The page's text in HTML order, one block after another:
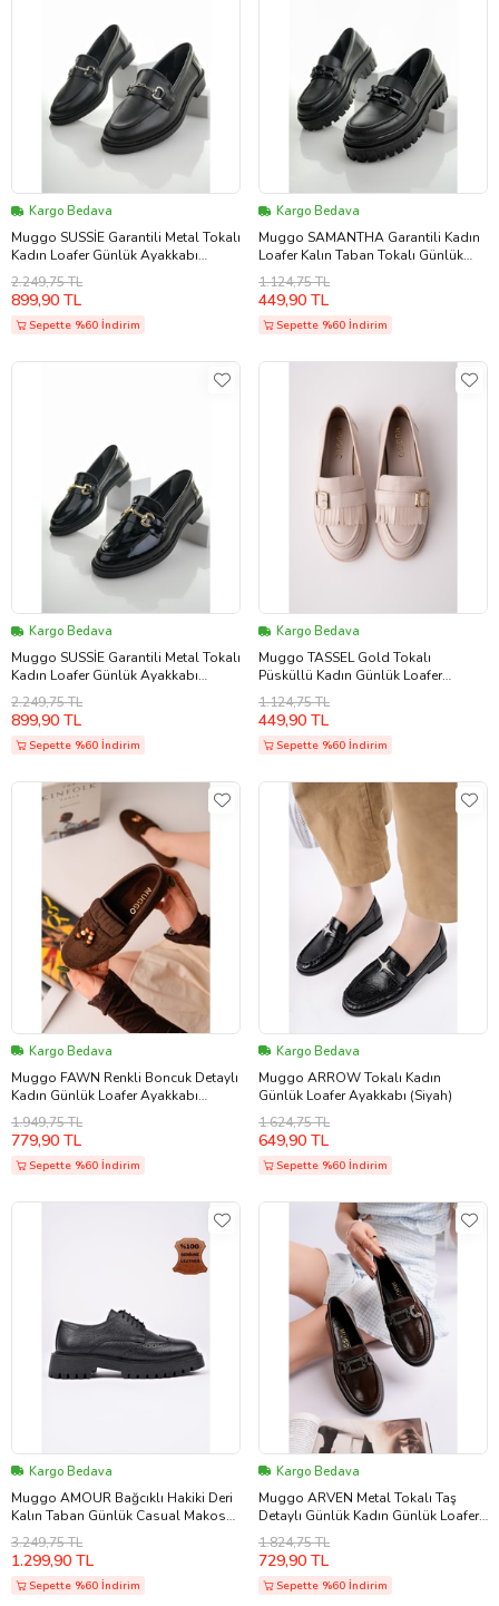
Kargo Bedava
Muggo SUSSİE Garantili Metal Tokalı
Kadın Loafer Günlük Ayakkabı
(Siyah)
2.249,75 TL
899,90 TL
Sepette %60 İndirim
Kargo Bedava
Muggo SAMANTHA Garantili Kadın
Loafer Kalın Taban Tokalı Günlük
Casual Makosen Ayakkabı (Siyah)
1.124,75 TL
449,90 TL
Sepette %60 İndirim
Kargo Bedava
Muggo SUSSİE Garantili Metal Tokalı
Kadın Loafer Günlük Ayakkabı
(Siyah-Gri)
2.249,75 TL
899,90 TL
Sepette %60 İndirim
Kargo Bedava
Muggo TASSEL Gold Tokalı
Püsküllü Kadın Günlük Loafer
Ayakkabı
1.124,75 TL
449,90 TL
Sepette %60 İndirim
Kargo Bedava
Muggo FAWN Renkli Boncuk Detaylı
Kadın Günlük Loafer Ayakkabı
(Kahverengi)
1.949,75 TL
779,90 TL
Sepette %60 İndirim
Kargo Bedava
Muggo ARROW Tokalı Kadın
Günlük Loafer Ayakkabı (Siyah)
1.624,75 TL
649,90 TL
Sepette %60 İndirim
Kargo Bedava
Muggo AMOUR Bağcıklı Hakiki Deri
Kalın Taban Günlük Casual Makosen
Kadın Loafer Ayakkabı (Siyah)
3.249,75 TL
1.299,90 TL
Sepette %60 İndirim
Kargo Bedava
Muggo ARVEN Metal Tokalı Taş
Detaylı Günlük Kadın Günlük Loafer
Ayakkabı (Kahverengi)
1.824,75 TL
729,90 TL
Sepette %60 İndirim